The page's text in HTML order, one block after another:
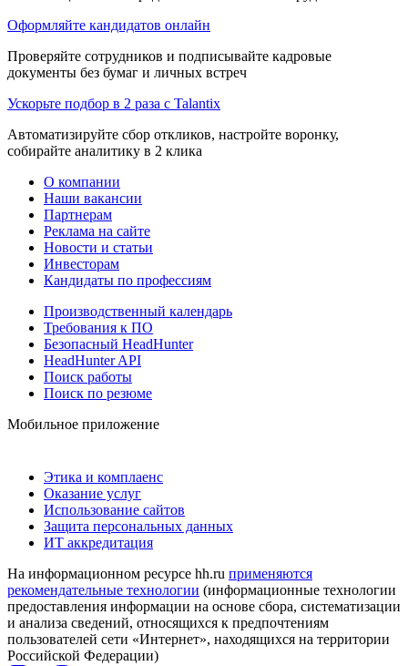
Оформляйте кандидатов онлайн
Проверяйте сотрудников и подписывайте кадровые
документы без бумаг и личных встреч
Ускорьте подбор в 2 раза с Talantix
Автоматизируйте сбор откликов, настройте воронку,
собирайте аналитику в 2 клика
О компании
Наши вакансии
Партнерам
Реклама на сайте
Новости и статьи
Инвесторам
Кандидаты по профессиям
Производственный календарь
Требования к ПО
Безопасный HeadHunter
HeadHunter API
Поиск работы
Поиск по резюме
Мобильное приложение
Этика и комплаенс
Оказание услуг
Использование сайтов
Защита персональных данных
ИТ аккредитация
На информационном ресурсе hh.ru применяются
рекомендательные технологии (информационные технологии
предоставления информации на основе сбора, систематизации
и анализа сведений, относящихся к предпочтениям
пользователей сети «Интернет», находящихся на территории
Российской Федерации)